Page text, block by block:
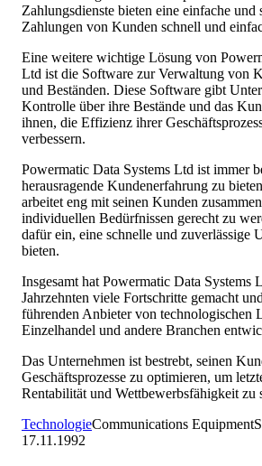
Zahlungsdienste bieten eine einfache
Zahlungen von Kunden schnell und
Eine weitere wichtige Lösung von
Ltd ist die Software zur Verwaltung von
und Beständen. Diese Software gibt
Kontrolle über ihre Bestände und das
ihnen, die Effizienz ihrer
verbessern.
Powermatic Data Systems Ltd ist immer
herausragende Kundenerfahrung zu
arbeitet eng mit seinen Kunden
individuellen Bedürfnissen gerecht zu
dafür ein, eine schnelle und zuverlässige
bieten.
Insgesamt hat Powermatic Data Systems
Jahrzehnten viele Fortschritte gemacht
führenden Anbieter von technologischen
Einzelhandel und andere Branchen
Das Unternehmen ist bestrebt, seinen
Geschäftsprozesse zu optimieren, um
Rentabilität und Wettbewerbsfähigkeit zu
TechnologieCommunications Equipment
17.11.1992